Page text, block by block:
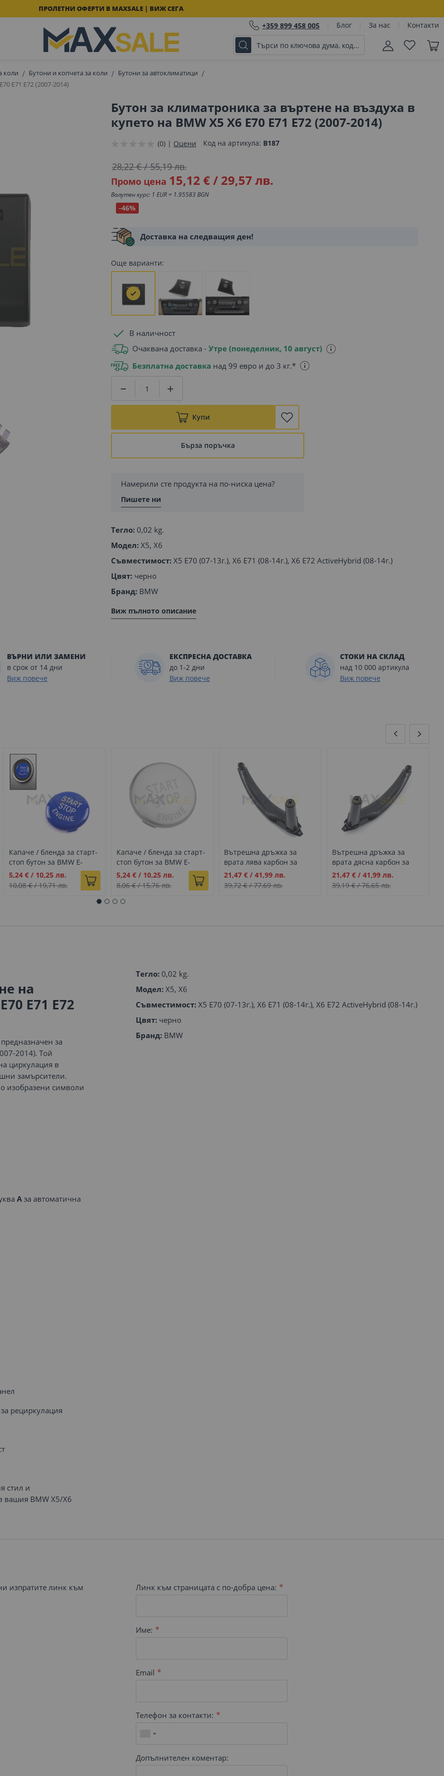
ПРОЛЕТНИ ОФЕРТИ В MAXSALE | ВИЖ СЕГА
+359 899 458 005 Блог За нас Контакти
коли Бутони и копчета за коли
Бутони за автоклиматици
E71 E72 (2007-2014)
Бутон за климатроника за въртене на въздуха в
купето на BMW X5 X6 E70 E71 E72 (2007-2014)
(0) | Оцени Код на артикула B187
Промо цена 15,12 €/ 29,57 лв.
28,22 €/55,19 лв.
Валутен курс: 1 EUR = 1.95583 BGN
-46%
Доставка на следващия ден!
Още варианти:
В наличност
Очаквана доставка - Утре (понеделник, 10 август)
Безплатна доставка над 99 евро и до 3 кг.*
Купи
Бърза поръчка
Намерили сте продукта на по-ниска цена?
Пишете ни
Тегло: 0,02 kg.
Модел: X5, X6
Съвместимост: X5 E70 (07-13г.), X6 E71 (08-14г.), X6 E72 ActiveHybrid (08-14г.)
Цвят: черно
Бранд: BMW
Виж пълното описание
ВЪРНИ ИЛИ ЗАМЕНИ
в срок от 14 дни
Виж повече
ЕКСПРЕСНА ДОСТАВКА
до 1-2 дни
Виж повече
СТОКИ НА СКЛАД
над 10 000 артикула
Виж повече
Капаче / бленда за старт-
стоп бутон за BMW E-
серия E60 E61 E87 E90 E91
E92 Е70, Син
Промо
цена
5,24 €/ 10,25 лв.
10,08 €/19,71 лв.
Капаче / бленда за старт-
стоп бутон за BMW E-
серия E60 E61 E87 E90 E91
E92 Е70, Сив
Промо
цена
5,24 €/ 10,25 лв.
8,06 €/15,76 лв.
Вътрешна дръжка за
врата лява карбон за
BMW X5 X6 E70 E71
Промо
цена
21,47 € /41,99 лв.
39,72 €/77,69 лв.
Вътрешна дръжка за
врата дясна карбон за
BMW X5 X6 E70 E71
Промо
цена
21,47 €/ 41,99 лв.
39,19 €/76,65 лв.
на
E71 E72
предназначен за
2014). Той
циркулация в
замърсители.
изобразени символи
A за автоматична
рециркулация
стил и
вашия BMW X5/X6
Тегло: 0,02 kg.
Модел: X5, X6
Съвместимост: X5 E70 (07-13г.), X6 E71 (08-14г.), X6 E72 ActiveHybrid (08-14г.)
Цвят: черно
Бранд: BMW
изпратите линк към
Линк към страницата с по-добра цена:
Име:
Email
Телефон за контакти:
Допълнителен коментар: